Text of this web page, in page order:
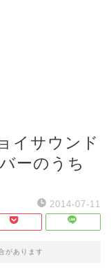
イサウンド
ーのうち
2014-07-11
があります